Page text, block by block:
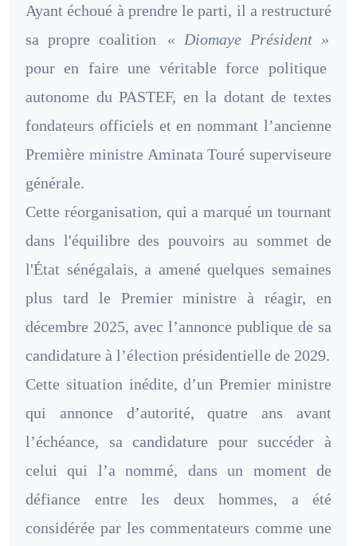
Ayant échoué à prendre le parti, il a restructuré
sa propre coalition
« Diomaye Président »
pour en faire une véritable force politique
autonome du PASTEF, en la dotant de textes
fondateurs officiels et en nommant l’ancienne
Première ministre Aminata Touré superviseure
générale.
Cette réorganisation, qui a marqué un tournant
dans l'équilibre des pouvoirs au sommet de
l'État sénégalais, a amené quelques semaines
plus tard le Premier ministre à réagir, en
décembre 2025, avec l’annonce publique de sa
candidature à l’élection présidentielle de 2029.
Cette situation inédite, d’un Premier ministre
qui annonce d’autorité, quatre ans avant
l’échéance, sa candidature pour succéder à
celui qui l’a nommé, dans un moment de
défiance entre les deux hommes, a été
considérée par les commentateurs comme une